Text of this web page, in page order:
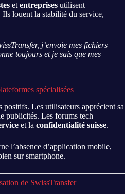
et entreprises utilisent
louent la stabilité du service,
j’envoie mes fichiers
toujours et je sais que mes
spécialisées
positifs. Les utilisateurs apprécient sa
publicités. Les forums tech
et la confidentialité suisse.
l’absence d’application mobile,
sur smartphone.
de SwissTransfer